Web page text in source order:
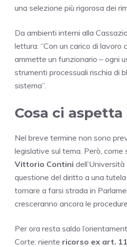
una selezione più rigorosa dei
Da ambienti interni alla
lettura: “Con un carico di lavoro
ammette un funzionario – ogni
strumenti processuali rischia di
sistema”.
Cosa ci aspetta
Nel breve termine non sono
legislative sul tema. Però, come
Vittorio Contini
questione del diritto a una
tornare a farsi strada in
cresceranno ancora le
Per ora resta saldo
Corte: niente ricorso ex art.